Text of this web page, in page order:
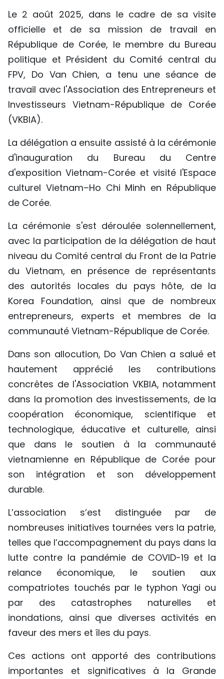
VIDÉO
À PROPOS DU "PEUPLE"
TIẾNG VIỆT
ENGLISH
РУССКИЙ
ESPAÑOL
Le 2 août 2025, dans le cadre de sa visite
officielle et de sa mission de travail en
République de Corée, le membre du Bureau
politique et Président du Comité central du
FPV, Do Van Chien, a tenu une séance de
travail avec l'Association des Entrepreneurs et
Investisseurs Vietnam-République de Corée
(VKBIA).
La délégation a ensuite assisté à la cérémonie
d'inauguration du Bureau du Centre
d'exposition Vietnam-Corée et visité l'Espace
culturel Vietnam–Ho Chi Minh en République
de Corée.
La cérémonie s'est déroulée solennellement,
avec la participation de la délégation de haut
niveau du Comité central du Front de la Patrie
du Vietnam, en présence de représentants
des autorités locales du pays hôte, de la
Korea Foundation, ainsi que de nombreux
entrepreneurs, experts et membres de la
communauté Vietnam-République de Corée.
Dans son allocution, Do Van Chien a salué et
hautement apprécié les contributions
concrètes de l'Association VKBIA, notamment
dans la promotion des investissements, de la
coopération économique, scientifique et
technologique, éducative et culturelle, ainsi
que dans le soutien à la communauté
vietnamienne en République de Corée pour
son intégration et son développement
durable.
L’association s’est distinguée par de
nombreuses initiatives tournées vers la patrie,
telles que l’accompagnement du pays dans la
lutte contre la pandémie de COVID-19 et la
relance économique, le soutien aux
compatriotes touchés par le typhon Yagi ou
par des catastrophes naturelles et
inondations, ainsi que diverses activités en
faveur des mers et îles du pays.
Ces actions ont apporté des contributions
importantes et significatives à la Grande